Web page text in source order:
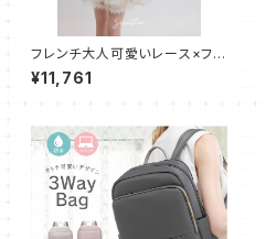
フレンチ大人可愛いレース×フリ
ル キャミワンピース ショート
¥11,761